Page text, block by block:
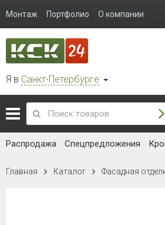
Монтаж Портфолио О компании
Я в Санкт-Петербурге
Распродажа Спецпредложения
Главная Каталог Фасадная